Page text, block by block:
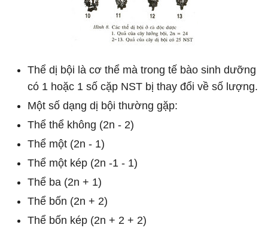
Thể dị bội là cơ thể mà trong tế bào sinh dưỡng
có 1 hoặc 1 số cặp NST bị thay đổi về số lượng.
Một số dạng dị bội thường gặp:
Thể thể không (2n - 2)
Thể một (2n - 1)
Thể một kép (2n -1 - 1)
Thể ba (2n + 1)
Thể bốn (2n + 2)
Thể bốn kép (2n + 2 + 2)